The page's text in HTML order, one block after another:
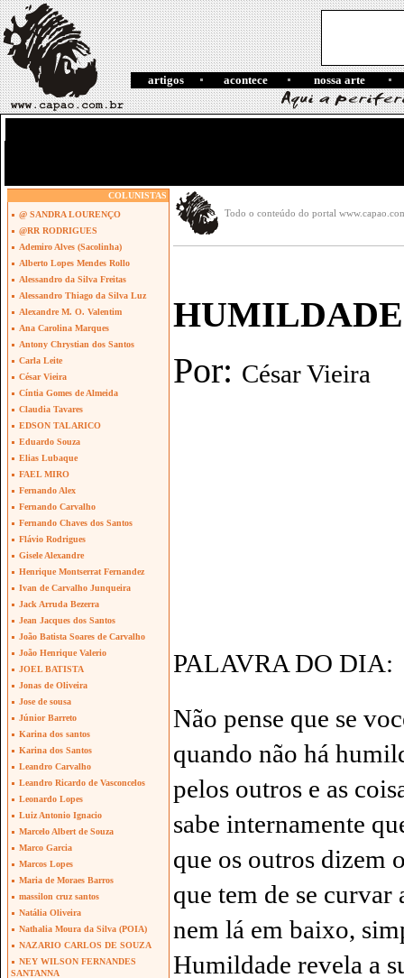
artigos acontece nossa arte
COLUNISTAS
@ SANDRA LOURENÇO
@RR RODRIGUES
Ademiro Alves (Sacolinha)
Alberto Lopes Mendes Rollo
Alessandro da Silva Freitas
Alessandro Thiago da Silva Luz
Alexandre M. O. Valentim
Ana Carolina Marques
Antony Chrystian dos Santos
Carla Leite
César Vieira
Cíntia Gomes de Almeida
Claudia Tavares
EDSON TALARICO
Eduardo Souza
Elias Lubaque
FAEL MIRO
Fernando Alex
Fernando Carvalho
Fernando Chaves dos Santos
Flávio Rodrigues
Gisele Alexandre
Henrique Montserrat Fernandez
Ivan de Carvalho Junqueira
Jack Arruda Bezerra
Jean Jacques dos Santos
João Batista Soares de Carvalho
João Henrique Valerio
JOEL BATISTA
Jonas de Oliveira
Jose de sousa
Júnior Barreto
Karina dos santos
Karina dos Santos
Leandro Carvalho
Leandro Ricardo de Vasconcelos
Leonardo Lopes
Luiz Antonio Ignacio
Marcelo Albert de Souza
Marco Garcia
Marcos Lopes
Maria de Moraes Barros
massilon cruz santos
Natália Oliveira
Nathalia Moura da Silva (POIA)
NAZARIO CARLOS DE SOUZA
NEY WILSON FERNANDES
SANTANNA
Todo o conteúdo do portal
HUMILDADE
Por: César Vieira
PALAVRA DO DIA:
Não pense que se
quando não há
pelos outros e as
sabe internamente
que os outros dizem
que tem de se curvar
nem lá em baixo,
Humildade revela a